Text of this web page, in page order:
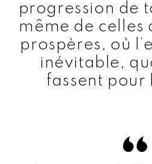
progression de
même de celles
prospères, où
inévitable,
fassent pour